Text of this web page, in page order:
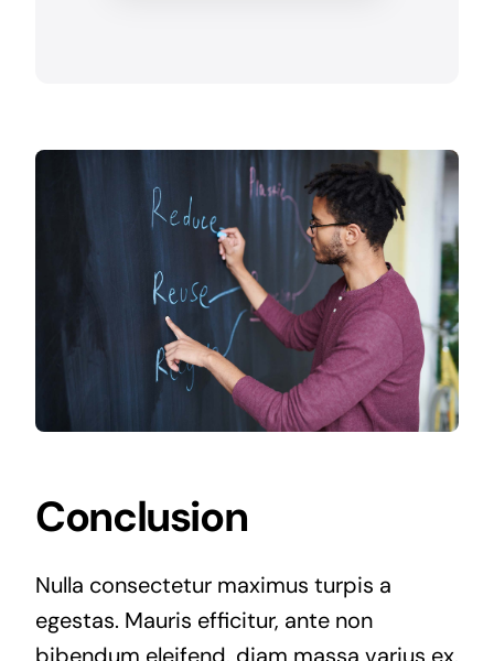
Conclusion
Nulla consectetur maximus turpis a
egestas. Mauris efficitur, ante non